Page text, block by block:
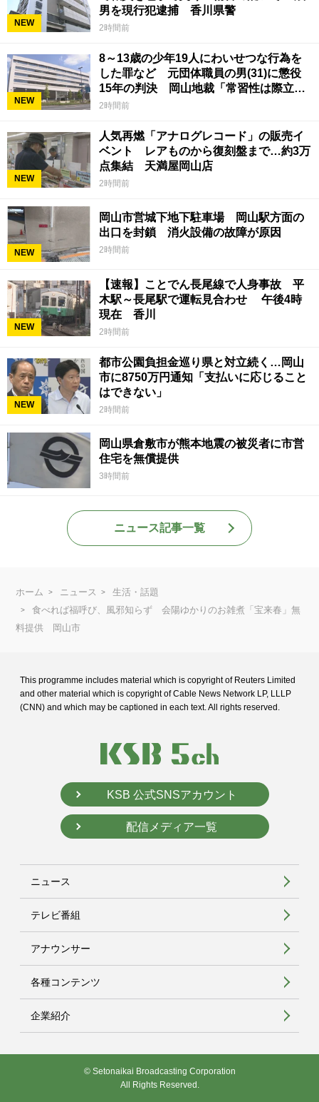
NEW
男を現行犯逮捕 香川県警
2時間前
NEW
8～13歳の少年19人にわいせつな行為を
した罪など 元団体職員の男(31)に懲役
15年の判決 岡山地裁「常習性は際立っ
ていて被害結果も非常に重い」
2時間前
NEW
人気再燃「アナログレコード」の販売イ
ベント レアものから復刻盤まで…約3万
点集結 天満屋岡山店
2時間前
NEW
岡山市営城下地下駐車場 岡山駅方面の
出口を封鎖 消火設備の故障が原因
2時間前
NEW
【速報】ことでん長尾線で人身事故 平
木駅～長尾駅で運転見合わせ 午後4時
現在 香川
2時間前
NEW
都市公園負担金巡り県と対立続く…岡山
市に8750万円通知「支払いに応じること
はできない」
2時間前
岡山県倉敷市が熊本地震の被災者に市営
住宅を無償提供
3時間前
ニュース記事一覧
ホーム ニュース
生活・話題
食べれば福呼び、風邪知らず 会陽ゆかりのお雑煮「宝来春」無
料提供 岡山市
This programme includes material which is copyright of Reuters Limited
and other material which is copyright of Cable News Network LP, LLLP
(CNN) and which may be captioned in each text. All rights reserved.
KSB 公式SNSアカウント
配信メディア一覧
ニュース
テレビ番組
アナウンサー
各種コンテンツ
企業紹介
© Setonaikai Broadcasting Corporation
All Rights Reserved.